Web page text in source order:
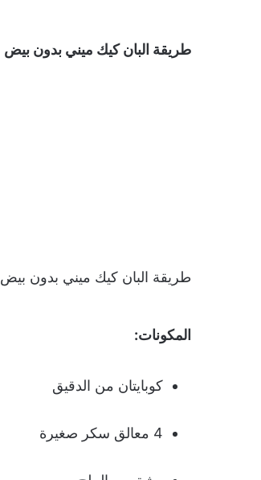
طريقة البان كيك ميني بدون بيض
طريقة البان كيك ميني بدون بيض
المكونات:
كوبايتان من الدقيق
4 معالق سكر صغيرة